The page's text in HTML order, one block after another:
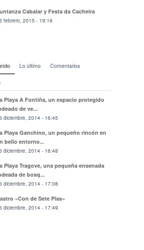
Cabalar y Festa da Cacheira
febrero, 2015 - 19:16
Lo último Comentarios
Playa A Fontiña, un espacio protegido
de ve...
diciembre, 2014 - 16:45
Playa Ganchino, un pequeño rincón en
bello entorno...
diciembre, 2014 - 16:48
Playa Tragove, una pequeña ensenada
de bosq...
diciembre, 2014 - 17:08
«Con de Sete Pías»
diciembre, 2014 - 17:49